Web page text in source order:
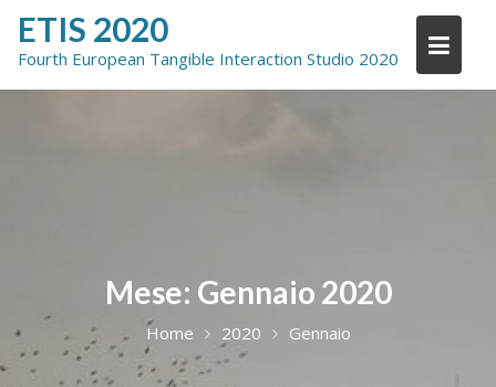
Skip
content
ETIS 2020
Fourth European Tangible Interaction Studio 2020
Mese: Gennaio 2020
Home 2020 Gennaio